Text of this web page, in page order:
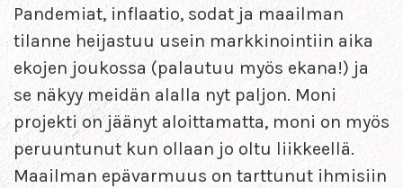
Pandemiat, inflaatio, sodat ja maailman
tilanne heijastuu usein markkinointiin aika
ekojen joukossa (palautuu myös ekana!) ja
se näkyy meidän alalla nyt paljon. Moni
projekti on jäänyt aloittamatta, moni on myös
peruuntunut kun ollaan jo oltu liikkeellä.
Maailman epävarmuus on tarttunut ihmisiin